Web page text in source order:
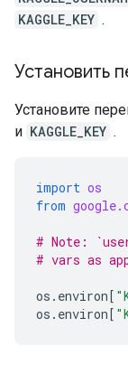
KAGGLE_KEY .
Установить
Установите
и KAGGLE_KEY .
import os
from
# Note:
# vars as
os . environ[
os . environ[